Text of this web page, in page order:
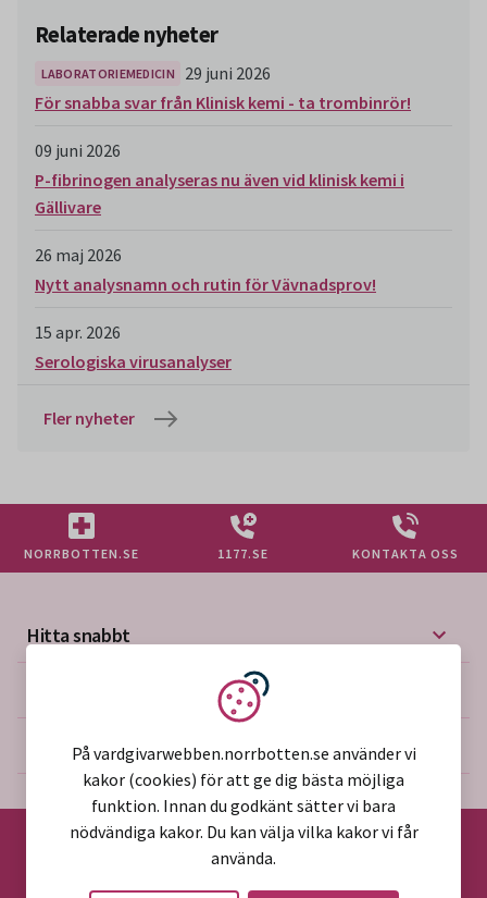
Relaterade nyheter
LABORATORIEMEDICIN
29 juni 2026
För snabba svar från Klinisk kemi - ta trombinrör!
09 juni 2026
P-fibrinogen analyseras nu även vid klinisk kemi i
Gällivare
26 maj 2026
Nytt analysnamn och rutin för Vävnadsprov!
15 apr. 2026
Serologiska virusanalyser
Fler nyheter
NORRBOTTEN.SE 1177.SE KONTAKTA OSS
Hitta snabbt
Mer på vårdgivarwebben
Om webbplatsen
Vi använder kakor
På vardgivarwebben.norrbotten.se använder vi
kakor (cookies) för att ge dig bästa möjliga
funktion. Innan du godkänt sätter vi bara
nödvändiga kakor. Du kan välja vilka kakor vi får
använda.